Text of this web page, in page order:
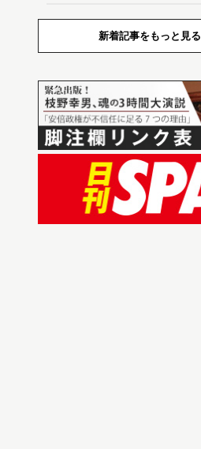
新着記事をもっと見る